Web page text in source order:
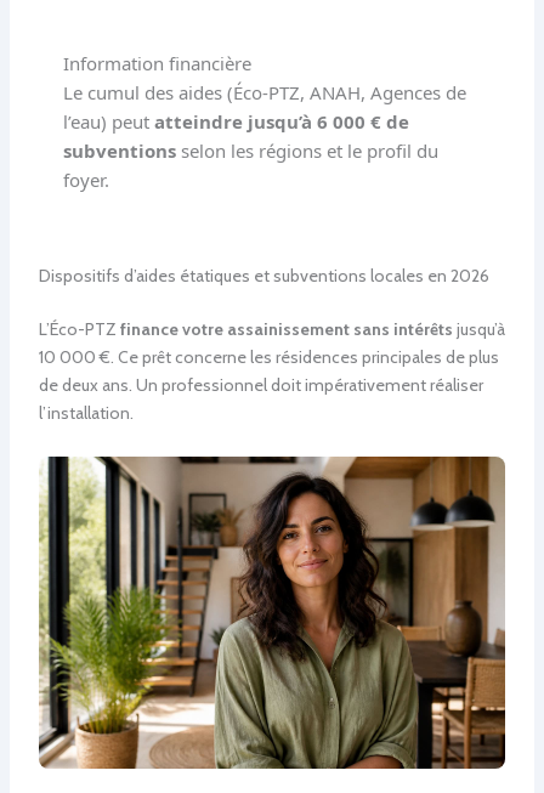
Information financière
Le cumul des aides (Éco-PTZ, ANAH, Agences de
l’eau) peut atteindre jusqu’à 6 000 € de
subventionsselon les régions et le profil du
foyer.
Dispositifs d’aides étatiques et subventions locales en 2026
L’Éco-PTZ finance votre assainissement sans intérêts jusqu’à
10 000 €. Ce prêt concerne les résidences principales de plus
de deux ans. Un professionnel doit impérativement réaliser
l’installation.